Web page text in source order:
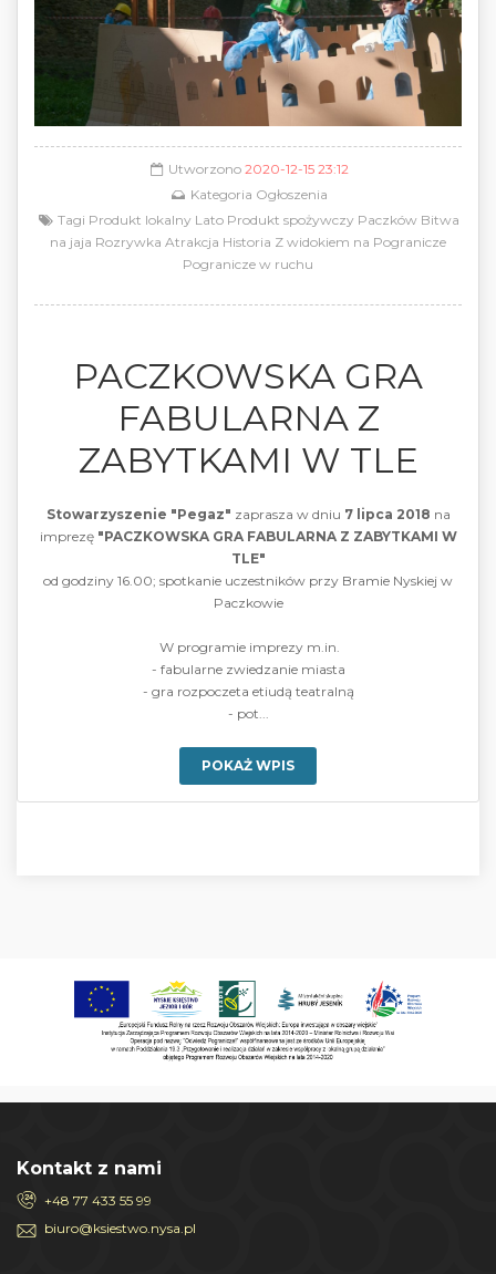
Utworzono2020-12-15 23:12
Kategoria Ogłoszenia
Tagi Produkt lokalny Lato Produkt spożywczy Paczków Bitwa
na jaja Rozrywka Atrakcja Historia Z widokiem na Pogranicze
Pogranicze w ruchu
PACZKOWSKA GRA
FABULARNA Z
ZABYTKAMI W TLE
Stowarzyszenie "Pegaz" zaprasza w dniu 7 lipca 2018 na
imprezę"PACZKOWSKA GRA FABULARNA Z ZABYTKAMI W
TLE"
od godziny 16.00; spotkanie uczestników przy Bramie Nyskiej w
Paczkowie
W programie imprezy m.in.
- fabularne zwiedzanie miasta
- gra rozpoczeta etiudą teatralną
- pot...
POKAŻ WPIS
Kontakt z nami
+48 77 433 55 99
biuro@ksiestwo.nysa.pl